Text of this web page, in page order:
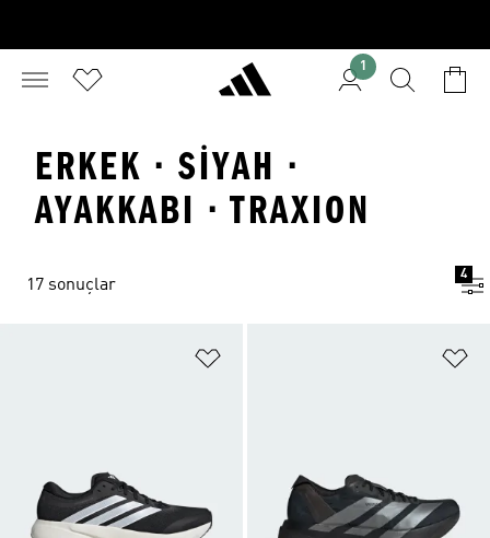
1
ERKEK · SIYAH ·
AYAKKABI · TRAXION
17 sonuçlar
4